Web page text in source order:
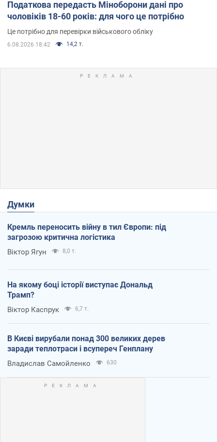
Податкова передасть Міноборони дані про
чоловіків 18-60 років: для чого це потрібно
Це потрібно для перевірки військового обліку
6.08.2026 18:42 14,2 т.
Думки
Кремль переносить війну в тил Європи: під
загрозою критична логістика
Віктор Ягун 8,0 т.
На якому боці історії виступає Дональд
Трамп?
Віктор Каспрук 6,7 т.
В Києві вирубали понад 300 великих дерев
заради теплотраси і всупереч Генплану
Владислав Самойленко 630